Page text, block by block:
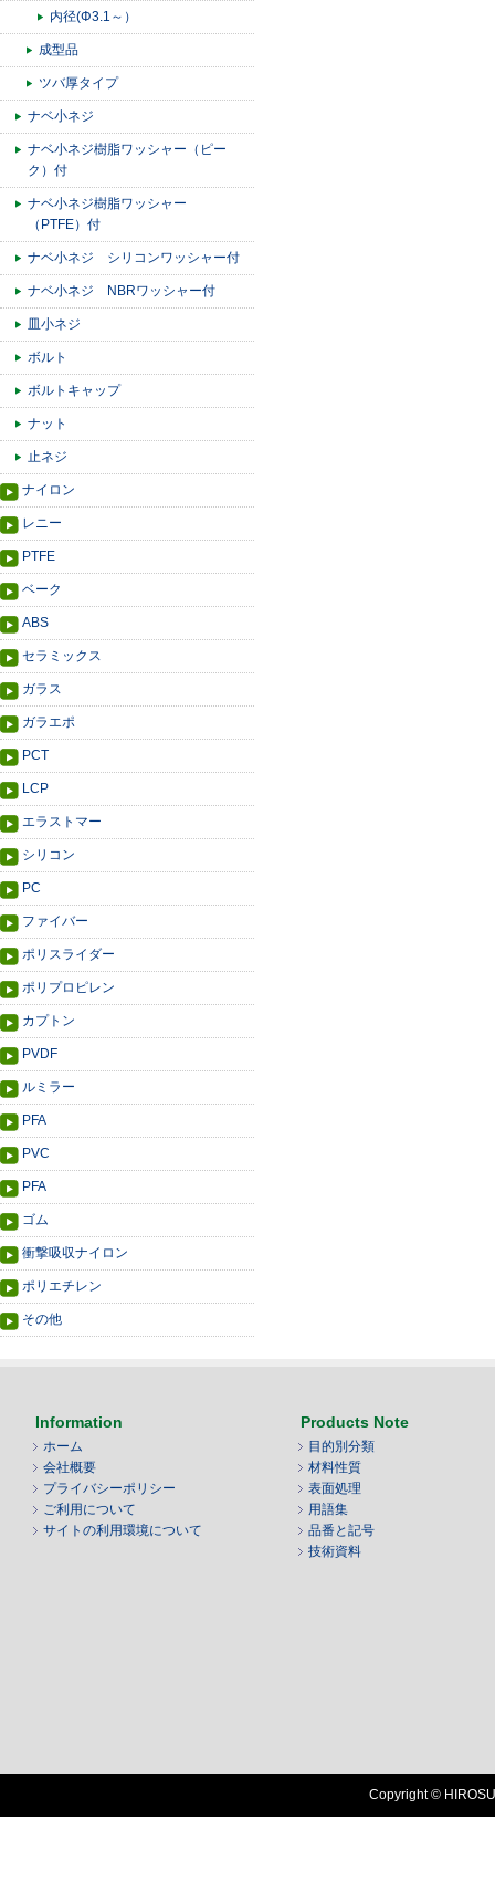
内径(Φ3.1～）
成型品
ツバ厚タイプ
ナベ小ネジ
ナベ小ネジ樹脂ワッシャー（ピー
ク）付
ナベ小ネジ樹脂ワッシャー
（PTFE）付
ナベ小ネジ シリコンワッシャー付
ナベ小ネジ NBRワッシャー付
皿小ネジ
ボルト
ボルトキャップ
ナット
止ネジ
ナイロン
レニー
PTFE
ベーク
ABS
セラミックス
ガラス
ガラエポ
PCT
LCP
エラストマー
シリコン
PC
ファイバー
ポリスライダー
ポリプロピレン
カプトン
PVDF
ルミラー
PFA
PVC
PFA
ゴム
衝撃吸収ナイロン
ポリエチレン
その他
Information
ホーム
会社概要
プライバシーポリシー
ご利用について
サイトの利用環境について
Products Note
目的別分類
材料性質
表面処理
用語集
品番と記号
技術資料
Copyright ©